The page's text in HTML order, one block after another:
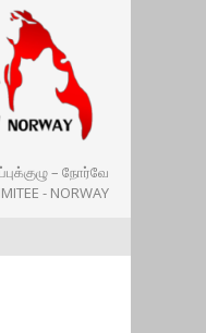
– நோர்வே
- NORWAY